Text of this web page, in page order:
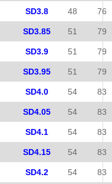
SD3.8 48 76
SD3.85 51 79
SD3.9 51 79
SD3.95 51 79
SD4.0 54 83
SD4.05 54 83
SD4.1 54 83
SD4.15 54 83
SD4.2 54 83